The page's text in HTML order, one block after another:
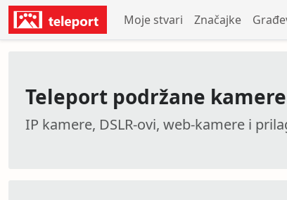
Moje stvari Značajke
Teleport podržane kamere
IP kamere, DSLR-ovi, web-kamere i